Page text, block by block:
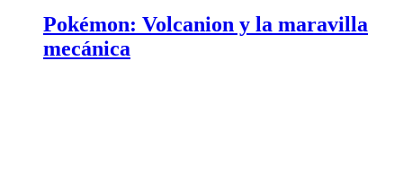
Pokémon: Volcanion y la maravilla
mecánica